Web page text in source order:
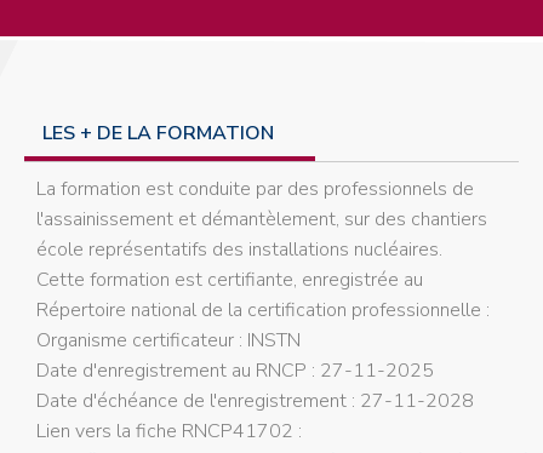
LES + DE LA FORMATION
La formation est conduite par des professionnels de
l'assainissement et démantèlement, sur des chantiers
école représentatifs des installations nucléaires.
Cette formation est certifiante, enregistrée au
Répertoire national de la certification professionnelle :
Organisme certificateur : INSTN
Date d'enregistrement au RNCP : 27-11-2025
Date d'échéance de l'enregistrement : 27-11-2028
Lien vers la fiche RNCP41702 :